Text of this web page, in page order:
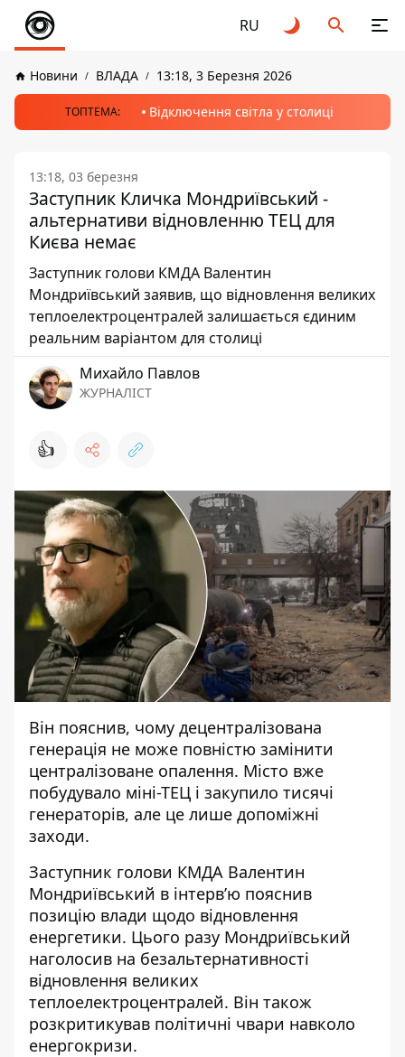
RU
Новини ВЛАДА 13:18, 3 Березня 2026
ТОПТЕМА: Відключення світла у столиці
13:18, 03 березня
Заступник Кличка Мондриївський -
альтернативи відновленню ТЕЦ для
Києва немає
Заступник голови КМДА Валентин
Мондриївський заявив, що відновлення великих
теплоелектроцентралей залишається єдиним
реальним варіантом для столиці
Михайло Павлов
ЖУРНАЛІСТ
👍
Він пояснив, чому децентралізована
генерація не може повністю замінити
централізоване опалення. Місто вже
побудувало міні-ТЕЦ і закупило тисячі
генераторів, але це лише допоміжні
заходи.
Заступник голови КМДА Валентин
Мондриївський в інтерв’ю пояснив
позицію влади щодо відновлення
енергетики. Цього разу Мондриївський
наголосив на безальтернативності
відновлення великих
теплоелектроцентралей. Він також
розкритикував політичні чвари навколо
енергокризи.